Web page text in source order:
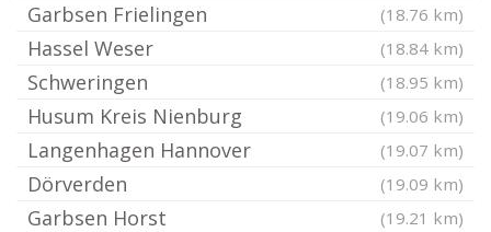
Garbsen Frielingen (18.76 km)
Hassel Weser (18.84 km)
Schweringen (18.95 km)
Husum Kreis Nienburg (19.06 km)
Langenhagen Hannover (19.07 km)
Dörverden (19.09 km)
Garbsen Horst (19.21 km)